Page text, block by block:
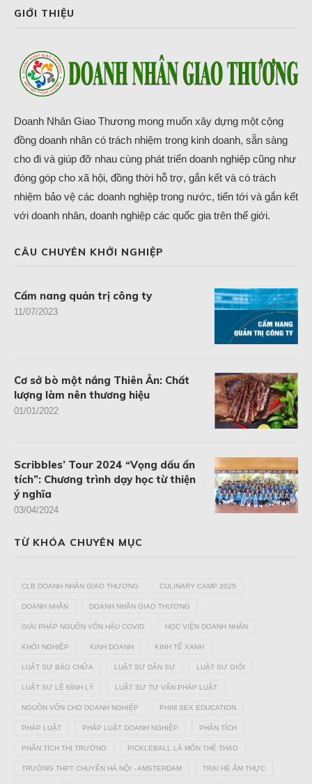
GIỚI THIỆU
Doanh Nhân Giao Thương mong muốn xây dựng một cộng
đồng doanh nhân có trách nhiệm trong kinh doanh, sẵn sàng
cho đi và giúp đỡ nhau cùng phát triển doanh nghiệp cũng như
đóng góp cho xã hội, đồng thời hỗ trợ, gắn kết và có trách
nhiệm bảo vệ các doanh nghiệp trong nước, tiến tới và gắn kết
với doanh nhân, doanh nghiệp các quốc gia trên thế giới.
CÂU CHUYÊN KHỞI NGHIỆP
Cẩm nang quản trị công ty
11/07/2023
Cơ sở bò một nắng Thiên Ân: Chất
lượng làm nên thương hiệu
01/01/2022
Scribbles’ Tour 2024 “Vọng dấu ẩn
tích”: Chương trình dạy học từ thiện
ý nghĩa
03/04/2024
TỪ KHÓA CHUYÊN MỤC
CLB DOANH NHÂN GIAO THƯƠNG CULINARY CAMP 2025
DOANH NHÂN DOANH NHÂN GIAO THƯƠNG
GIẢI PHÁP NGUỒN VỐN HẬU COVID HỌC VIỆN DOANH NHÂN
KHỞI NGHIỆP KINH DOANH KINH TẾ XANH
LUẬT SƯ BÀO CHỮA LUẬT SƯ DÂN SỰ LUẬT SƯ GIỎI
LUẬT SƯ LÊ ĐÌNH LÝ LUẬT SƯ TƯ VẤN PHÁP LUẬT
NGUỒN VỐN CHO DOANH NGHIỆP PHIM SEX EDUCATION
PHÁP LUẬT PHÁP LUẬT DOANH NGHIỆP PHÂN TÍCH
PHÂN TÍCH THỊ TRƯỜNG PICKLEBALL LÀ MÔN THỂ THAO
TRƯỜNG THPT CHUYÊN HÀ NỘI - AMSTERDAM TRẠI HÈ ẨM THỰC